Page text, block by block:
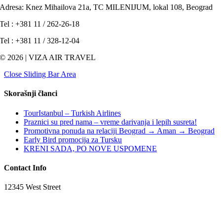
Adresa: Knez Mihailova 21a, TC MILENIJUM, lokal 108, Beograd
Tel : +381 11 / 262-26-18
Tel : +381 11 / 328-12-04
© 2026 | VIZA AIR TRAVEL
Close Sliding Bar Area
Skorašnji članci
TourIstanbul – Turkish Airlines
Praznici su pred nama – vreme darivanja i lepih susreta!
Promotivna ponuda na relaciji Beograd → Aman → Beograd
Early Bird promocija za Tursku
KRENI SADA, PO NOVE USPOMENE
Contact Info
12345 West Street